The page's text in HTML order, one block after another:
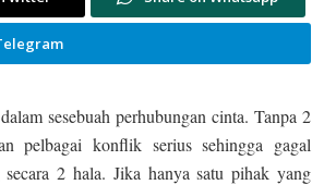
sesebuah perhubungan cinta. Tanpa 2
pelbagai konflik serius sehingga gagal
2 hala. Jika hanya satu pihak yang